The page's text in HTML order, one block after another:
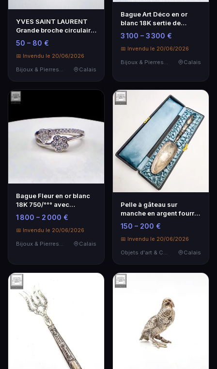
YVES SAINT LAURENT
Grande broche circulaire
en métal doré mo…
50 – 80 €
📅 Invendu le 20/06/2026
Bijoux & Pierres Précieuses
Calais
Bague Art Déco en or
blanc 18K sertie de
pierres précieuses
3 100 – 3 300 €
📅 Invendu le 20/06/2026
Calais
Bague Fleur en or blanc
18K 750/°°° avec
diamants - Élégance
intemporelle
1 800 – 2 000 €
📅 Invendu le 20/06/2026
Calais
Pelle à gâteau sur
manche en argent fourré
Poids brut: 100g …
150 – 200 €
📅 Invendu le 20/06/2026
Objets d'art & Curiosités
Calais